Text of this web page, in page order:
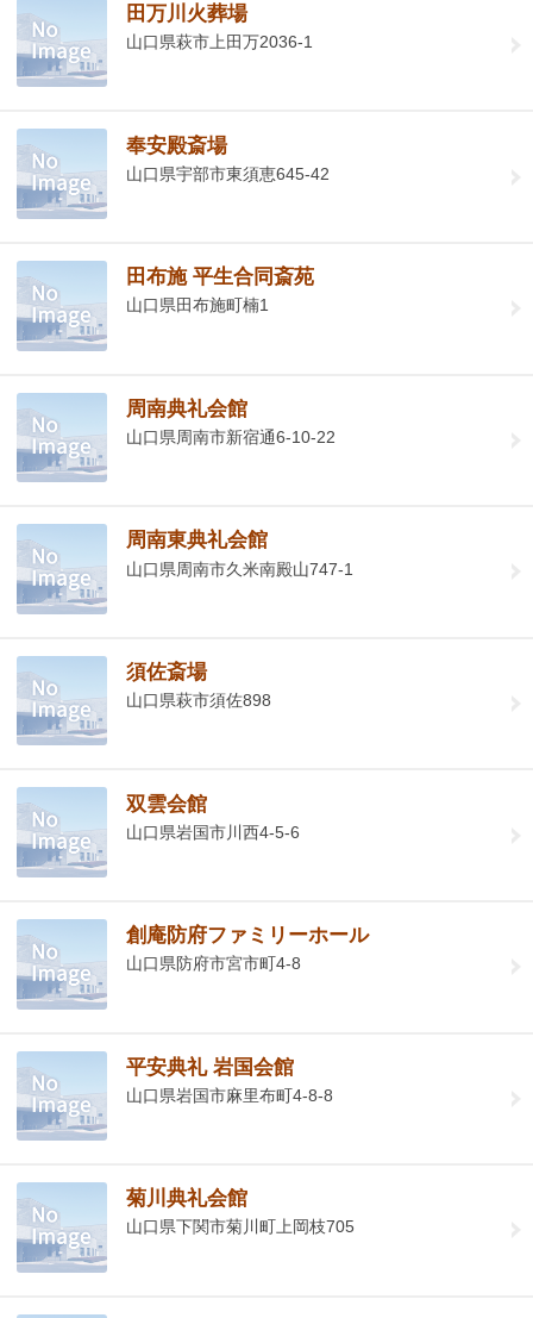
田万川火葬場
山口県萩市上田万2036-1
奉安殿斎場
山口県宇部市東須恵645-42
田布施 平生合同斎苑
山口県田布施町楠1
周南典礼会館
山口県周南市新宿通6-10-22
周南東典礼会館
山口県周南市久米南殿山747-1
須佐斎場
山口県萩市須佐898
双雲会館
山口県岩国市川西4-5-6
創庵防府ファミリーホール
山口県防府市宮市町4-8
平安典礼 岩国会館
山口県岩国市麻里布町4-8-8
菊川典礼会館
山口県下関市菊川町上岡枝705